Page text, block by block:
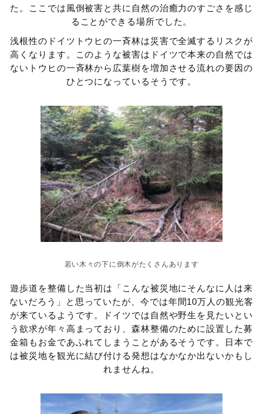
た。ここでは風倒被害と共に自然の治癒力のすごさを感じ
ることができる場所でした。
浅根性のドイツトウヒの一斉林は災害で全滅するリスクが
高くなります。このような被害はドイツで本来の自然では
ないトウヒの一斉林から広葉樹を増加させる流れの要因の
ひとつになっているそうです。
若い木々の下に倒木がたくさんあります
遊歩道を整備した当初は「こんな被災地にそんなに人は来
ないだろう」と思っていたが、今では年間10万人の観光客
が来ているようです。ドイツでは自然や野生を見たいとい
う欲求が年々高まっており、森林整備のために設置した募
金箱もお金であふれてしまうことがあるそうです。日本で
は被災地を観光に結び付ける発想はなかなか出ないかもし
れませんね。